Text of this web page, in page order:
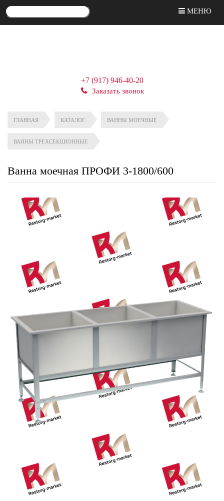
МЕНЮ
+7 (917) 946-40-20
Заказать звонок
ГЛАВНАЯ КАТАЛОГ ВАННЫ МОЕЧНЫЕ
ВАННЫ ТРЕХСЕКЦИОННЫЕ
Ванна моечная ПРОФИ 3-1800/600